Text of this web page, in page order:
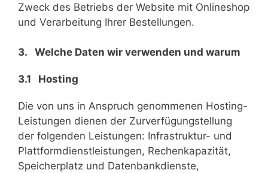
Zweck des Betriebs der Website mit Onlineshop
und Verarbeitung Ihrer Bestellungen.
3. Welche Daten wir verwenden und warum
3.1 Hosting
Die von uns in Anspruch genommenen Hosting-
Leistungen dienen der Zurverfügungstellung
der folgenden Leistungen: Infrastruktur- und
Plattformdienstleistungen, Rechenkapazität,
Speicherplatz und Datenbankdienste,